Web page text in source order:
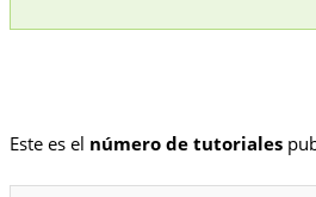
Este es el número de tutoriales